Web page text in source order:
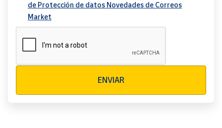
de Protección de datos Novedades de Correos
Market
ENVIAR